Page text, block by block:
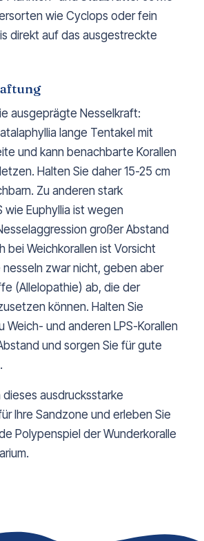
wie Cyclops oder fein
direkt auf das ausgestreckte
ausgeprägte Nesselkraft:
lange Tentakel mit
und kann benachbarte Korallen
Halten Sie daher 15-25 cm
Zu anderen stark
wie Euphyllia ist wegen
großer Abstand
bei Weichkorallen ist Vorsicht
zwar nicht, geben aber
(Allelopathie) ab, die der
können. Halten Sie
Weich- und anderen LPS-Korallen
und sorgen Sie für gute
dieses ausdrucksstarke
Ihre Sandzone und erleben Sie
Polypenspiel der Wunderkoralle